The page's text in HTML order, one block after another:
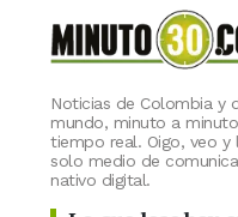
Noticias de Colombia y
mundo, minuto a
tiempo real. Oigo, veo y
solo medio de
nativo digital.